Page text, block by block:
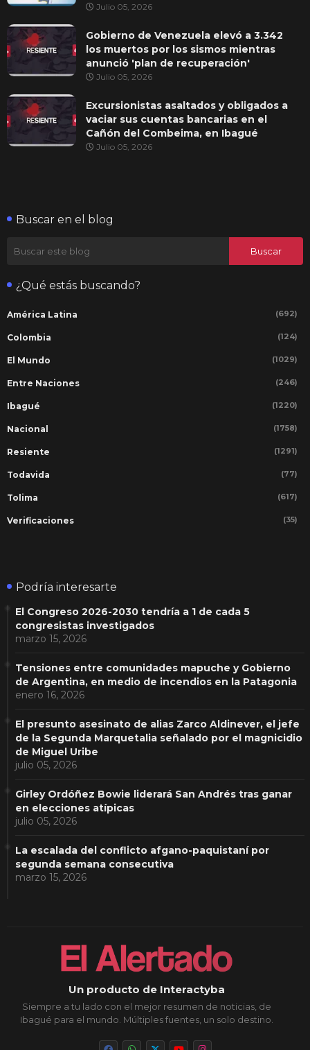
Julio 05, 2026
Gobierno de Venezuela elevó a 3.342
los muertos por los sismos mientras
anunció 'plan de recuperación'
Julio 05, 2026
Excursionistas asaltados y obligados a
vaciar sus cuentas bancarias en el
Cañón del Combeima, en Ibagué
Julio 05, 2026
Buscar en el blog
¿Qué estás buscando?
América Latina (692)
Colombia (124)
El Mundo (1029)
Entre Naciones (246)
Ibagué (1220)
Nacional (1758)
Resiente (1291)
Todavida (77)
Tolima (617)
Verificaciones (35)
Podría interesarte
El Congreso 2026-2030 tendría a 1 de cada 5
congresistas investigados
marzo 15, 2026
Tensiones entre comunidades mapuche y Gobierno
de Argentina, en medio de incendios en la Patagonia
enero 16, 2026
El presunto asesinato de alias Zarco Aldinever, el jefe
de la Segunda Marquetalia señalado por el magnicidio
de Miguel Uribe
julio 05, 2026
Girley Ordóñez Bowie liderará San Andrés tras ganar
en elecciones atípicas
julio 05, 2026
La escalada del conflicto afgano-paquistaní por
segunda semana consecutiva
marzo 15, 2026
Un producto de Interactyba
Siempre a tu lado con el mejor resumen de noticias, de
Ibagué para el mundo. Múltiples fuentes, un solo destino.